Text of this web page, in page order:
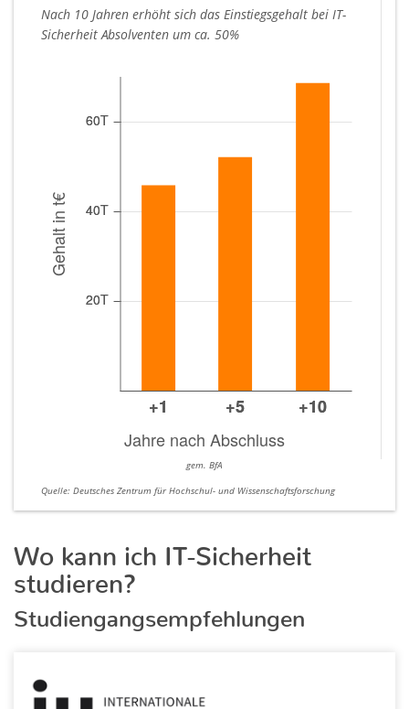
Nach 10 Jahren erhöht sich das Einstiegsgehalt bei IT-
Sicherheit Absolventen um ca. 50%
gem. BfA
Quelle: Deutsches Zentrum für Hochschul- und Wissenschaftsforschung
Wo kann ich IT-Sicherheit
studieren?
Studiengangsempfehlungen